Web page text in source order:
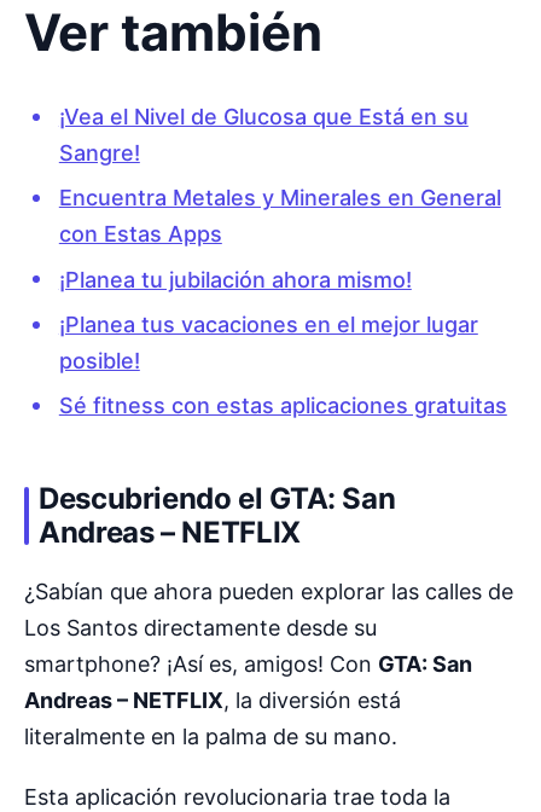
Ver también
¡Vea el Nivel de Glucosa que Está en su
Sangre!
Encuentra Metales y Minerales en General
con Estas Apps
¡Planea tu jubilación ahora mismo!
¡Planea tus vacaciones en el mejor lugar
posible!
Sé fitness con estas aplicaciones gratuitas
Descubriendo el GTA: San
Andreas – NETFLIX
¿Sabían que ahora pueden explorar las calles de
Los Santos directamente desde su
smartphone? ¡Así es, amigos! Con GTA: San
Andreas – NETFLIX, la diversión está
literalmente en la palma de su mano.
Esta aplicación revolucionaria trae toda la